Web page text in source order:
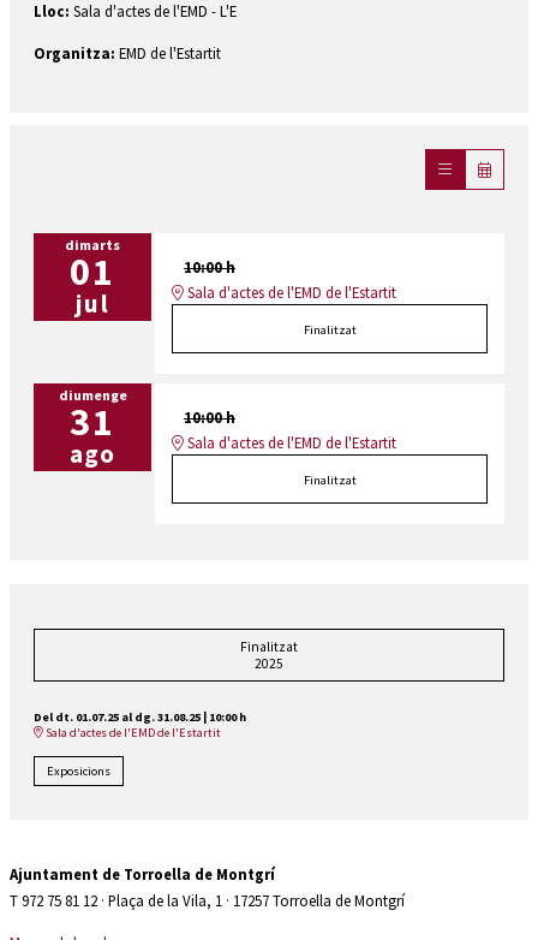
Lloc: Sala d'actes de l'EMD - L'E
Organitza: EMD de l'Estartit
dimarts
01
jul
10:00 h
Sala d'actes de l'EMD de l'Estartit
Finalitzat
diumenge
31
ago
10:00 h
Sala d'actes de l'EMD de l'Estartit
Finalitzat
Finalitzat
2025
Del dt. 01.07.25 al dg. 31.08.25 | 10:00 h
Sala d'actes de l'EMD de l'Estartit
Exposicions
Ajuntament de Torroella de Montgrí
T 972 75 81 12 · Plaça de la Vila, 1 · 17257 Torroella de Montgrí